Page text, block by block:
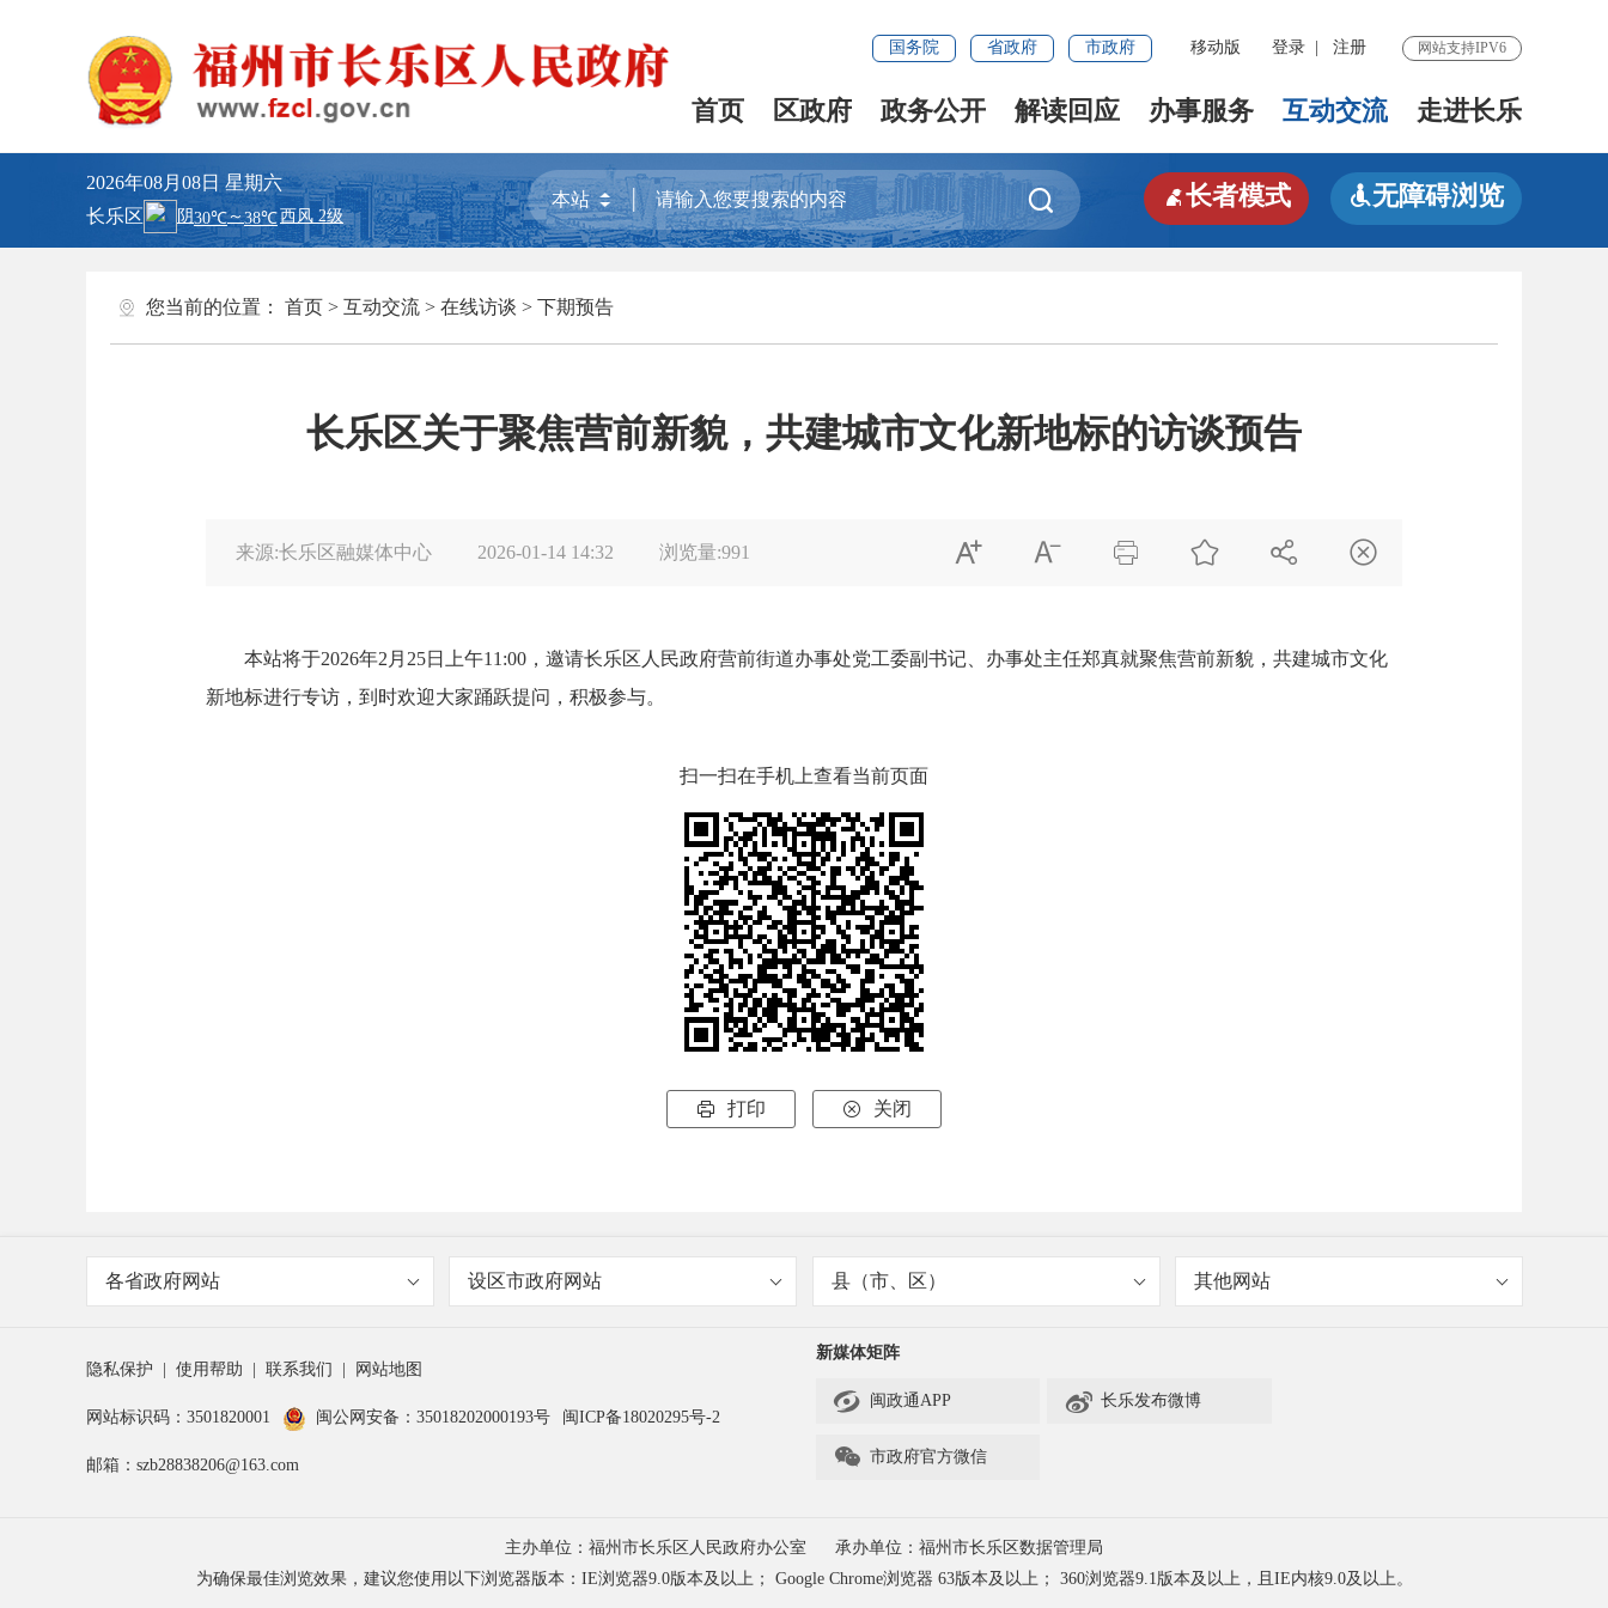
国务院 省政府 市政府 移动版 登录 注册 网站支持IPV6
首页 区政府 政务公开 解读回应 办事服务 互动交流 走进长乐
2026年08月08日 星期六
长乐区
 长者模式 无障碍浏览
您当前的位置： 首页 > 互动交流 > 在线访谈 > 下期预告
长乐区关于聚焦营前新貌，共建城市文化新地标的访谈预告
来源:长乐区融媒体中心 2026-01-14 14:32 浏览量:991      
本站将于2026年2月25日上午11:00，邀请长乐区人民政府营前街道办事处党工委副书记、办事处主任郑真就聚焦营前新貌，共建城市文化
新地标进行专访，到时欢迎大家踊跃提问，积极参与。
扫一扫在手机上查看当前页面
 打印  关闭
各省政府网站 设区市政府网站 县（市、区） 其他网站
隐私保护 使用帮助 联系我们 网站地图
网站标识码：3501820001 闽公网安备：35018202000193号 闽ICP备18020295号-2
邮箱：szb28838206@163.com
新媒体矩阵
 闽政通APP  长乐发布微博
 市政府官方微信
主办单位：福州市长乐区人民政府办公室
承办单位：福州市长乐区数据管理局
为确保最佳浏览效果，建议您使用以下浏览器版本：IE浏览器9.0版本及以上； Google Chrome浏览器 63版本及以上； 360浏览器9.1版本及以上，且IE内核9.0及以上。